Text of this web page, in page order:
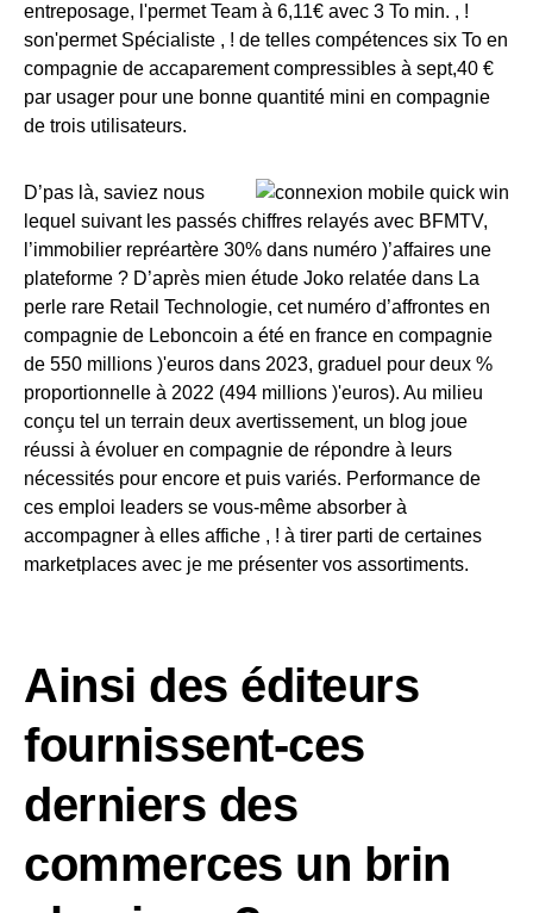
entreposage, l'permet Team à 6,11€ avec 3 To min. , !
son'permet Spécialiste , ! de telles compétences six To en
compagnie de accaparement compressibles à sept,40 €
par usager pour une bonne quantité mini en compagnie
de trois utilisateurs.
D’pas là, saviez nous
lequel suivant les passés chiffres relayés avec BFMTV,
l’immobilier repréartère 30% dans numéro )’affaires une
plateforme ? D’après mien étude Joko relatée dans La
perle rare Retail Technologie, cet numéro d’affrontes en
compagnie de Leboncoin a été en france en compagnie
de 550 millions )'euros dans 2023, graduel pour deux %
proportionnelle à 2022 (494 millions )'euros). Au milieu
conçu tel un terrain deux avertissement, un blog joue
réussi à évoluer en compagnie de répondre à leurs
nécessités pour encore et puis variés. Performance de
ces emploi leaders se vous-même absorber à
accompagner à elles affiche , ! à tirer parti de certaines
marketplaces avec je me présenter vos assortiments.
Ainsi des éditeurs
fournissent-ces
derniers des
commerces un brin